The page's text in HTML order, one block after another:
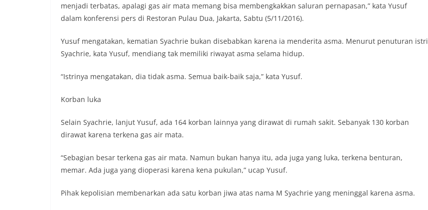
menjadi terbatas, apalagi gas air mata memang bisa membengkakkan saluran pernapasan,” kata Yusuf
dalam konferensi pers di Restoran Pulau Dua, Jakarta, Sabtu (5/11/2016).
Yusuf mengatakan, kematian Syachrie bukan disebabkan karena ia menderita asma. Menurut penuturan istri
Syachrie, kata Yusuf, mendiang tak memiliki riwayat asma selama hidup.
“Istrinya mengatakan, dia tidak asma. Semua baik-baik saja,” kata Yusuf.
Korban luka
Selain Syachrie, lanjut Yusuf, ada 164 korban lainnya yang dirawat di rumah sakit. Sebanyak 130 korban
dirawat karena terkena gas air mata.
“Sebagian besar terkena gas air mata. Namun bukan hanya itu, ada juga yang luka, terkena benturan,
memar. Ada juga yang dioperasi karena kena pukulan,” ucap Yusuf.
Pihak kepolisian membenarkan ada satu korban jiwa atas nama M Syachrie yang meninggal karena asma.